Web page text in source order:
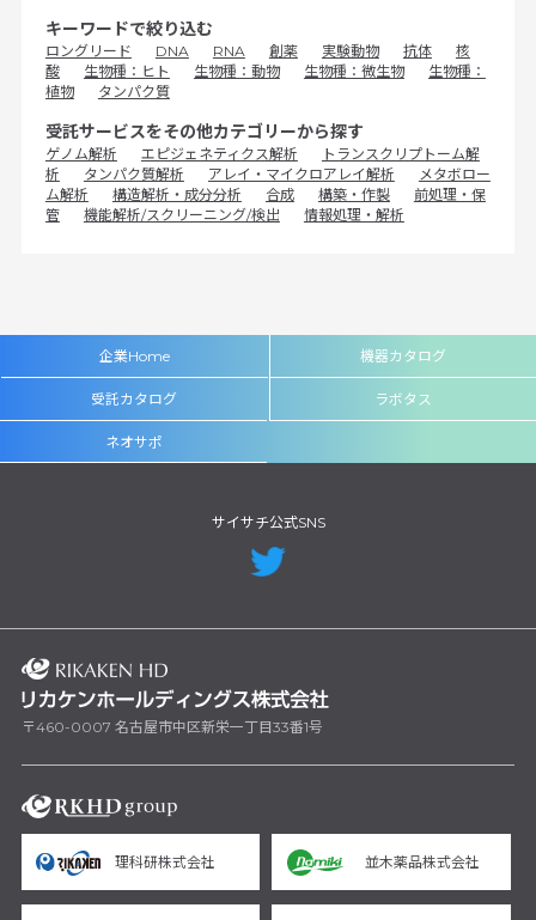
キーワードで絞り込む
ロングリード DNA RNA 創薬 実験動物 抗体
核
酸
生物種：ヒト 生物種：動物 生物種：微生物
生物種：
植物
タンパク質
受託サービスをその他カテゴリーから探す
ゲノム解析 エピジェネティクス解析
トランスクリプトーム解
析
タンパク質解析 アレイ・マイクロアレイ解析
メタボロー
ム解析
構造解析・成分分析 合成 構築・作製
前処理・保
管
機能解析/スクリーニング/検出 情報処理・解析
企業Home 機器カタログ
受託カタログ ラボタス
ネオサポ
サイサチ公式SNS
〒460-0007 名古屋市中区新栄一丁目33番1号
理科研株式会社 並木薬品株式会社